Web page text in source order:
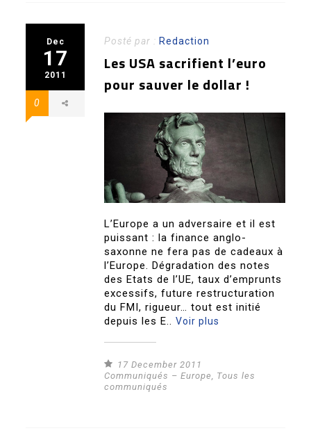
Dec
17
2011
0
Posté par : Redaction
Les USA sacrifient l’euro
pour sauver le dollar !
L’Europe a un adversaire et il est
puissant : la finance anglo-
saxonne ne fera pas de cadeaux à
l’Europe. Dégradation des notes
des Etats de l’UE, taux d’emprunts
excessifs, future restructuration
du FMI, rigueur… tout est initié
depuis les E..Voir plus
17 December 2011
Communiqués – Europe, Tous les
communiqués